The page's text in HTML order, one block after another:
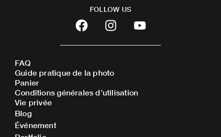
FOLLOW US
F
a
c
b
o
o
I
n
s
a
g
r
Y
o
u
FAQ
Guide pratique de la photo
Panier
Conditions générales d’utilisation
Vie privée
Blog
Événement